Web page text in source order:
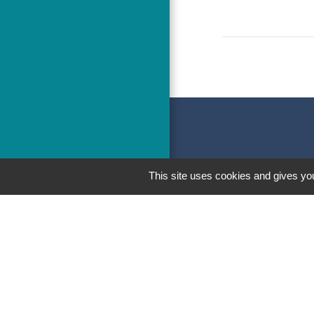
This site uses cookies and gives